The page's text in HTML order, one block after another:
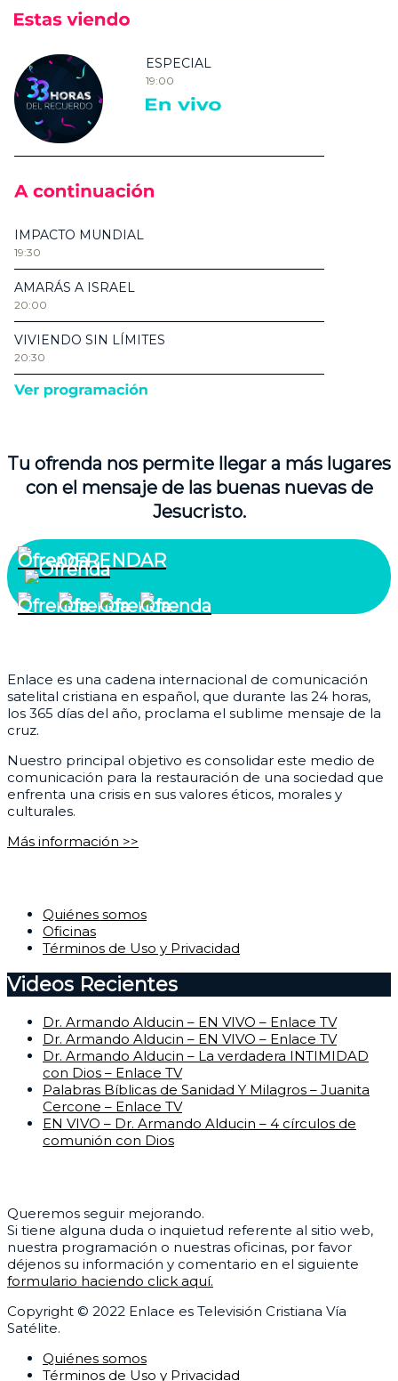
Tu ofrenda nos permite llegar a más lugares
con el mensaje de las buenas nuevas de
Jesucristo.
OFRENDAR
Enlace es una cadena internacional de comunicación
satelital cristiana en español, que durante las 24 horas,
los 365 días del año, proclama el sublime mensaje de la
cruz.
Nuestro principal objetivo es consolidar este medio de
comunicación para la restauración de una sociedad que
enfrenta una crisis en sus valores éticos, morales y
culturales.
Más información >>
Quiénes somos
Oficinas
Términos de Uso y Privacidad
Videos Recientes
Dr. Armando Alducin – EN VIVO – Enlace TV
Dr. Armando Alducin – EN VIVO – Enlace TV
Dr. Armando Alducin – La verdadera INTIMIDAD
con Dios – Enlace TV
Palabras Bíblicas de Sanidad Y Milagros – Juanita
Cercone – Enlace TV
EN VIVO – Dr. Armando Alducin – 4 círculos de
comunión con Dios
Queremos seguir mejorando.
Si tiene alguna duda o inquietud referente al sitio web,
nuestra programación o nuestras oficinas, por favor
déjenos su información y comentario en el siguiente
formulario haciendo click aquí.
Copyright © 2022 Enlace es Televisión Cristiana Vía
Satélite.
Quiénes somos
Términos de Uso y Privacidad